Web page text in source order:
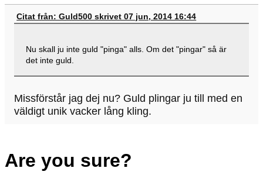
Citat från: Guld500 skrivet 07 jun, 2014 16:44
Nu skall ju inte guld "pinga" alls. Om det "pingar" så är
det inte guld.
Missförstår jag dej nu? Guld plingar ju till med en
väldigt unik vacker lång kling.
Are you sure?